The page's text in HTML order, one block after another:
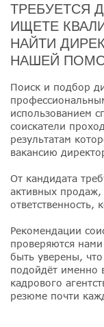
ТРЕБУЕТСЯ
ИЩЕТЕ
НАЙТИ
НАШЕЙ
Поиск и подбор
использованием
соискатели
результатам
вакансию
От кандидата
активных продаж,
ответственность,
Рекомендации
проверяются
быть уверены,
подойдёт именно
кадрового
резюме почти